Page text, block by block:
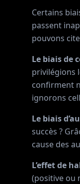
Certains
passent
pouvons
Le biais de
privilégions
confirment
ignorons
Le biais
succès ?
cause des
L’effet de
(positive ou